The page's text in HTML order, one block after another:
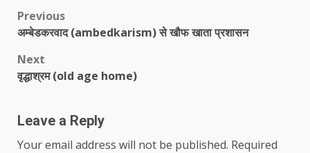
Post
Previous
अम्बेडकरवाद (ambedkarism) से खौफ खाता प्रशासन
Next
वृद्धाश्रम (old age home)
Leave a Reply
Your email address will not be published. Required